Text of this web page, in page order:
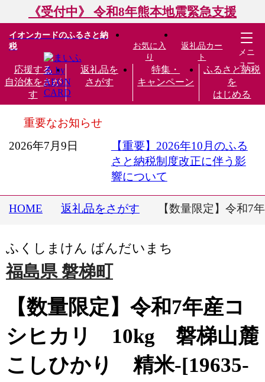
《受付中》 令和8年熊本地震緊急支援
イオンカードのふるさと納
税
応援する
自治体をさが
す
返礼品を
さがす
特集・
キャンペーン
ふるさと納税
を
はじめる
お気に入
り
返礼品カー
ト
メニ
ュー
重要なお知らせ
2026年7月9日
【重要】2026年10月のふる
さと納税制度改正に伴う影
響について
HOME 返礼品をさがす 【数量限定】令和
ふくしまけん ばんだいまち
福島県 磐梯町
【数量限定】令和7年産コ
シヒカリ 10kg 磐梯山麓
こしひかり 精米-[19635-